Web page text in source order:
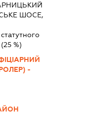
ШОСЕ,
(25 %)
-